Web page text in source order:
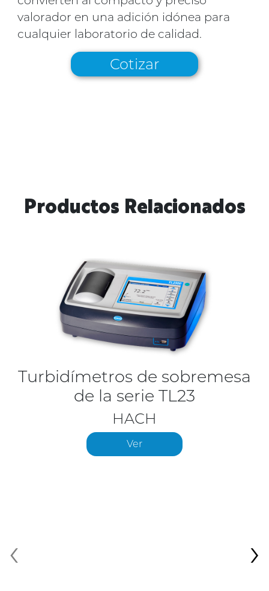
valorador en una adición idónea para
cualquier laboratorio de calidad.
Cotizar
Productos Relacionados
Turbidímetros de sobremesa
de la serie TL23
HACH
Ver
‹ ›